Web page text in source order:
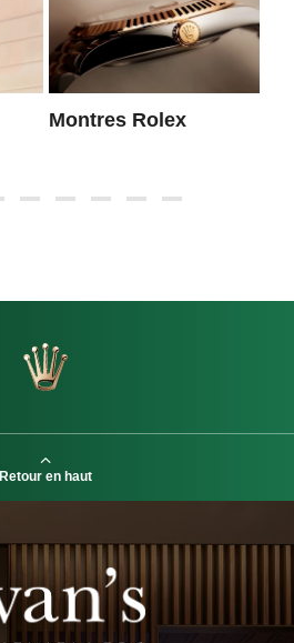
Montres Rolex
Retour en haut